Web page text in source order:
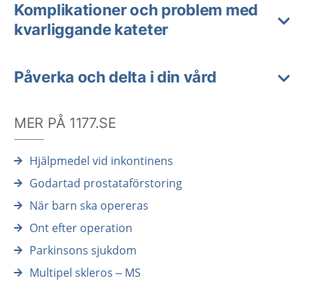
Komplikationer och problem med
kvarliggande kateter
Påverka och delta i din vård
MER PÅ 1177.SE
Hjälpmedel vid inkontinens
Godartad prostataförstoring
När barn ska opereras
Ont efter operation
Parkinsons sjukdom
Multipel skleros – MS